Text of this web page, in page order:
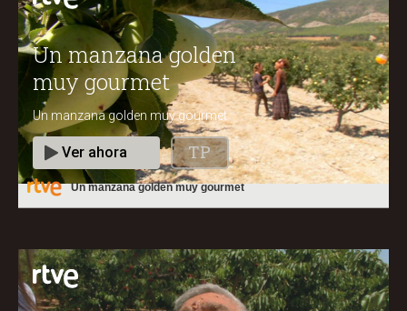
Un manzana golden muy gourmet